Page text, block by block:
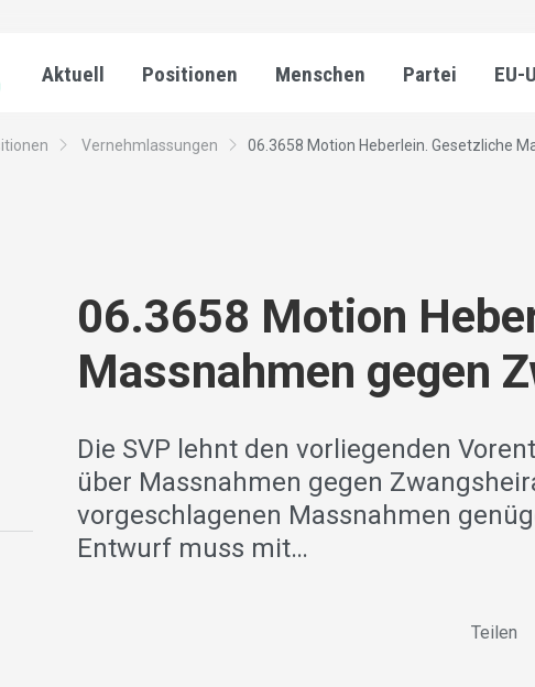
Aktuell Positionen Menschen Partei EU-
Vernehmlassungen 06.3658 Motion Heberlein. Gesetzliche
06.3658 Motion
Massnahmen gegen
Die SVP lehnt den vorliegenden
über Massnahmen gegen
vorgeschlagenen Massnahmen
Entwurf muss mit…
Teilen